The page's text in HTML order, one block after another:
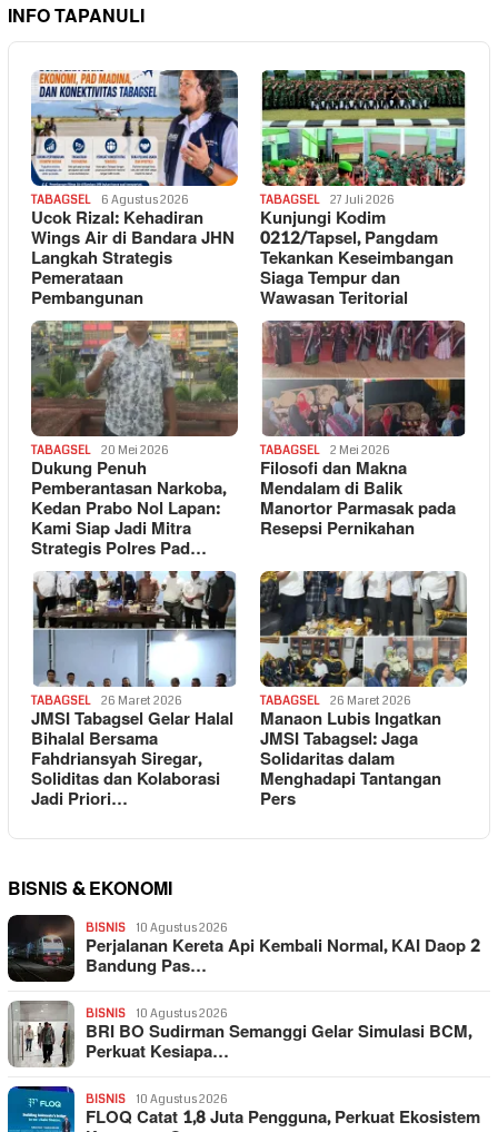
INFO TAPANULI
TABAGSEL 6 Agustus 2026
Ucok Rizal: Kehadiran
Wings Air di Bandara JHN
Langkah Strategis
Pemerataan
Pembangunan
TABAGSEL 27 Juli 2026
Kunjungi Kodim
0212/Tapsel, Pangdam
Tekankan Keseimbangan
Siaga Tempur dan
Wawasan Teritorial
TABAGSEL 20 Mei 2026
Dukung Penuh
Pemberantasan Narkoba,
Kedan Prabo Nol Lapan:
Kami Siap Jadi Mitra
Strategis Polres Pad…
TABAGSEL 2 Mei 2026
Filosofi dan Makna
Mendalam di Balik
Manortor Parmasak pada
Resepsi Pernikahan
TABAGSEL 26 Maret 2026
JMSI Tabagsel Gelar Halal
Bihalal Bersama
Fahdriansyah Siregar,
Soliditas dan Kolaborasi
Jadi Priori…
TABAGSEL 26 Maret 2026
Manaon Lubis Ingatkan
JMSI Tabagsel: Jaga
Solidaritas dalam
Menghadapi Tantangan
Pers
BISNIS & EKONOMI
BISNIS 10 Agustus 2026
Perjalanan Kereta Api Kembali Normal, KAI Daop 2
Bandung Pas…
BISNIS 10 Agustus 2026
BRI BO Sudirman Semanggi Gelar Simulasi BCM,
Perkuat Kesiapa…
BISNIS 10 Agustus 2026
FLOQ Catat 1,8 Juta Pengguna, Perkuat Ekosistem